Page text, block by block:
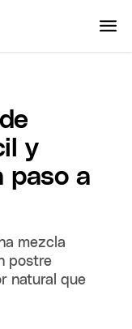
y
paso a
mezcla
postre
natural que